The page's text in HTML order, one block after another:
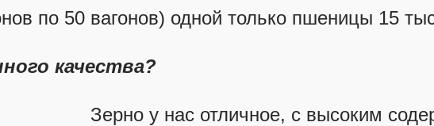
по 50 вагонов) одной только пшеницы 15
качества?
Зерно у нас отличное, с высоким